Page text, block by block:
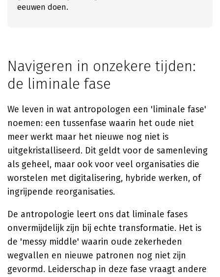
eeuwen doen.
Navigeren in onzekere tijden:
de liminale fase
We leven in wat antropologen een 'liminale fase'
noemen: een tussenfase waarin het oude niet
meer werkt maar het nieuwe nog niet is
uitgekristalliseerd. Dit geldt voor de samenleving
als geheel, maar ook voor veel organisaties die
worstelen met digitalisering, hybride werken, of
ingrijpende reorganisaties.
De antropologie leert ons dat liminale fases
onvermijdelijk zijn bij echte transformatie. Het is
de 'messy middle' waarin oude zekerheden
wegvallen en nieuwe patronen nog niet zijn
gevormd. Leiderschap in deze fase vraagt andere